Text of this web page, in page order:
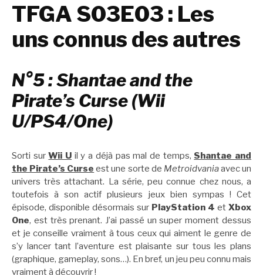
TFGA S03E03 : Les
uns connus des autres
N°5 : Shantae and the
Pirate’s Curse (Wii
U/PS4/One)
Sorti surWii U il y a déjà pas mal de temps, Shantae and
the Pirate’s Curse est une sorte de Metroidvaniaavec un
univers très attachant. La série, peu connue chez nous, a
toutefois à son actif plusieurs jeux bien sympas ! Cet
épisode, disponible désormais sur PlayStation 4 et Xbox
One, est très prenant. J’ai passé un super moment dessus
et je conseille vraiment à tous ceux qui aiment le genre de
s’y lancer tant l’aventure est plaisante sur tous les plans
(graphique, gameplay, sons…). En bref, un jeu peu connu mais
vraiment à découvrir !